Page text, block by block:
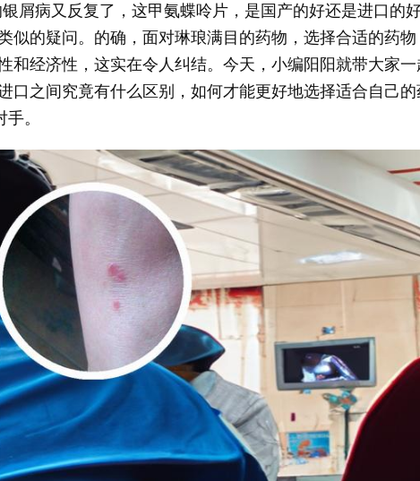
银屑病又反复了，这甲氨蝶呤片，是国产的好还是进口的
似的疑问。的确，面对琳琅满目的药物，选择合适的药
和经济性，这实在令人纠结。今天，小编阳阳就带大家一
口之间究竟有什么区别，如何才能更好地选择适合自己
。